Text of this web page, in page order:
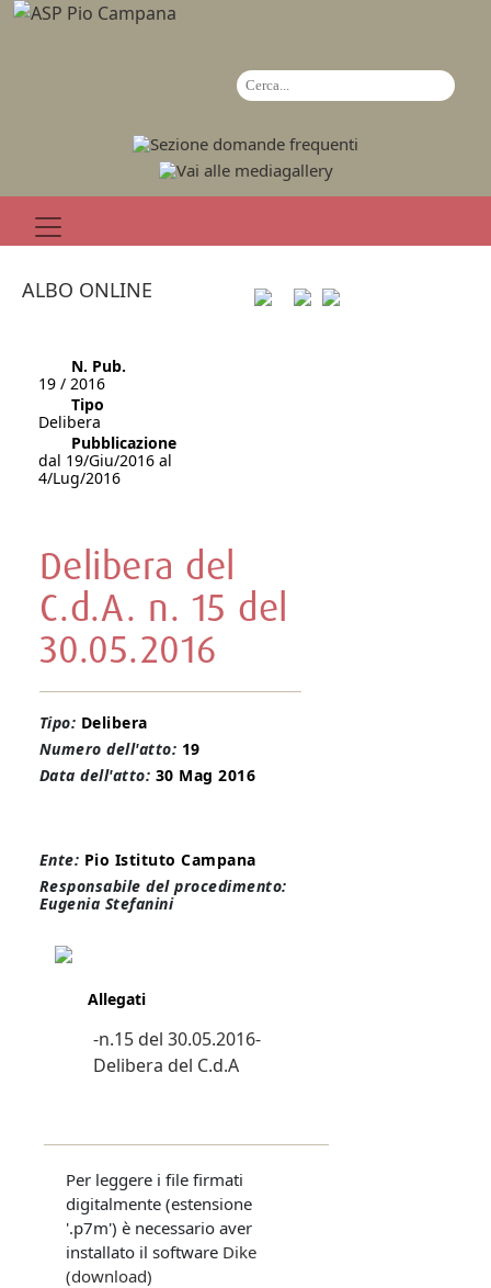
ALBO ONLINE
N. Pub.
19 / 2016
Tipo
Delibera
Pubblicazione
dal 19/Giu/2016 al
4/Lug/2016
Delibera del
C.d.A. n. 15 del
30.05.2016
Tipo: Delibera
Numero dell'atto: 19
Data dell'atto: 30 Mag 2016
Ente: Pio Istituto Campana
Responsabile del procedimento:
Eugenia Stefanini
Allegati
-n.15 del 30.05.2016-
Delibera del C.d.A
Per leggere i file firmati
digitalmente (estensione
'.p7m') è necessario aver
installato il software Dike
(download)